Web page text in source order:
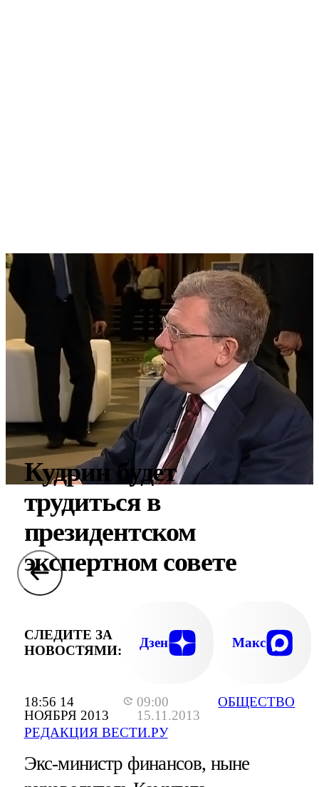
18:56 14
НОЯБРЯ 2013
09:00
15.11.2013
РЕДАКЦИЯ ВЕСТИ.РУ
ОБЩЕСТВО
Кудрин будет
трудиться в
президентском
экспертном совете
СЛЕДИТЕ ЗА
НОВОСТЯМИ:
Дзен Макс
Экс-министр финансов, ныне